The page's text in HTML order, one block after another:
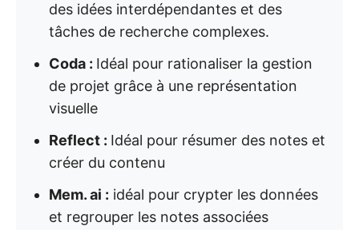
des idées interdépendantes et des
tâches de recherche complexes.
Coda : Idéal pour rationaliser la gestion
de projet grâce à une représentation
visuelle
Reflect : Idéal pour résumer des notes et
créer du contenu
Mem. ai : idéal pour crypter les données
et regrouper les notes associées